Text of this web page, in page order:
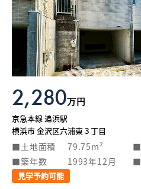
2,280万円
京急本線 追浜駅
横浜市 金沢区六浦東３丁目
土地面積 79.75m²
築年数
1993年12月
見学予約可能